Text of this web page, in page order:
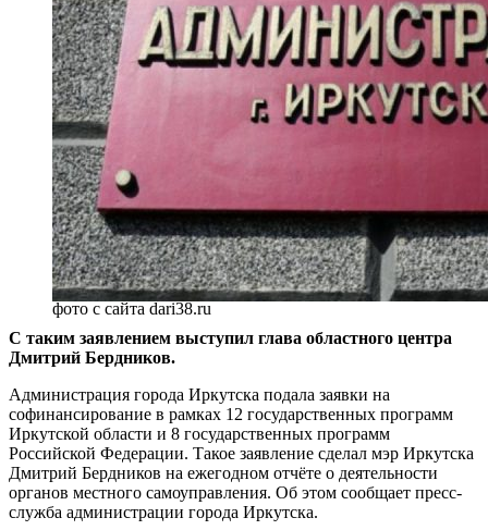
фото с сайта dari38.ru
С таким заявлением выступил глава областного центра
Дмитрий Бердников.
Администрация города Иркутска подала заявки на
софинансирование в рамках 12 государственных программ
Иркутской области и 8 государственных программ
Российской Федерации. Такое заявление сделал мэр Иркутска
Дмитрий Бердников на ежегодном отчёте о деятельности
органов местного самоуправления. Об этом сообщает пресс-
служба администрации города Иркутска.